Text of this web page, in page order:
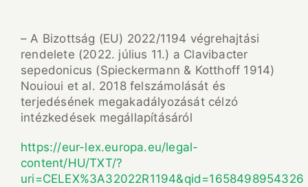
– A Bizottság (EU) 2022/1194 végrehajtási
rendelete (2022. július 11.) a Clavibacter
sepedonicus (Spieckermann & Kotthoff 1914)
Nouioui et al. 2018 felszámolását és
terjedésének megakadályozását célzó
intézkedések megállapításáról
https://eur-lex.europa.eu/legal-
content/HU/TXT/?
uri=CELEX%3A32022R1194&qid=1658498954326